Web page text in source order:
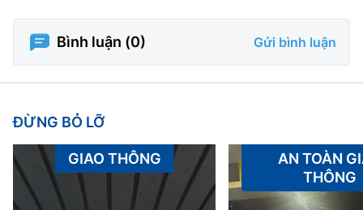
Bình luận (0) Gửi bình luận
ĐỪNG BỎ LỠ
GIAO THÔNG
AN TOÀN
THÔNG